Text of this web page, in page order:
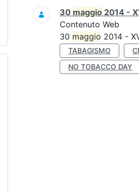
Ricerca
30 maggio 2014 -
Contenuto Web
30 maggio 2014 -
TABAGISMO
NO TOBACCO DAY